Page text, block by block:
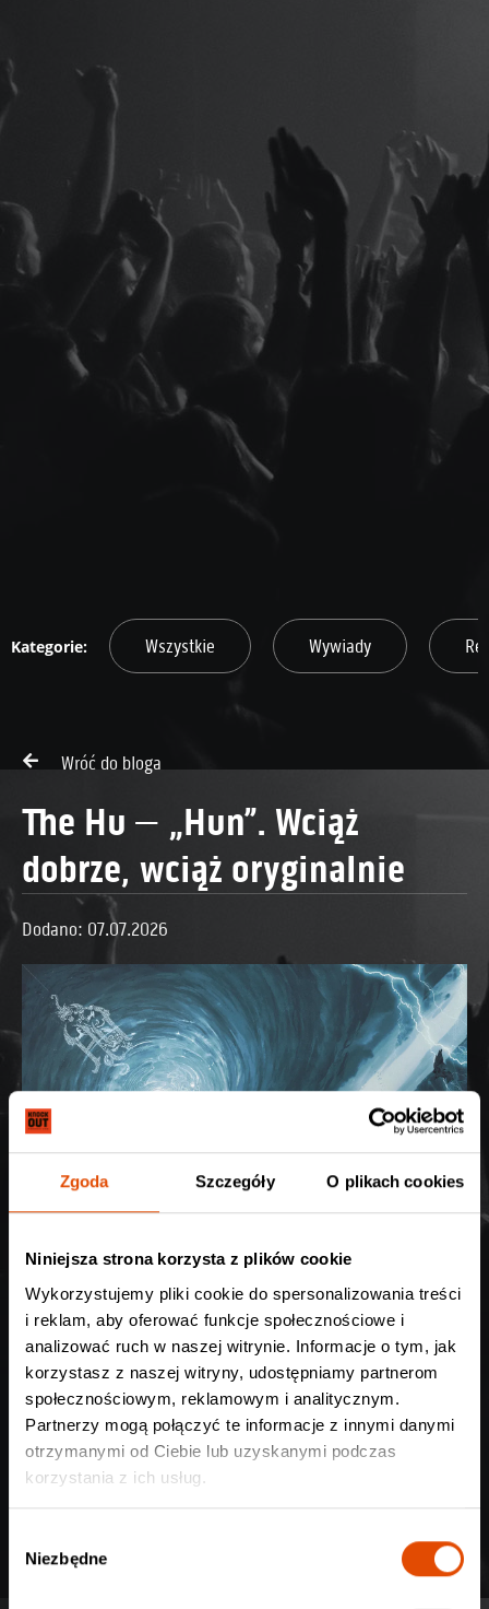
Zgoda Szczegóły O plikach cookies
Niniejsza strona korzysta z plików cookie
Wykorzystujemy pliki cookie do spersonalizowania treści
i reklam, aby oferować funkcje społecznościowe i
analizować ruch w naszej witrynie. Informacje o tym, jak
korzystasz z naszej witryny, udostępniamy partnerom
społecznościowym, reklamowym i analitycznym.
Partnerzy mogą połączyć te informacje z innymi danymi
otrzymanymi od Ciebie lub uzyskanymi podczas
korzystania z ich usług.
Niezbędne
Wszystkie Wywiady
Wróć do bloga
The Hu – „Hun”. Wciąż
dobrze, wciąż oryginalnie
Dodano: 07.07.2026
Styl mongolskiej rock-metalowej sensacji był jasny i
charakterystyczny już na debiucie sprzed siedmiu lat.
Najnowsza, trzecia w dyskografii płyta nie jest rewolucją,
Łączenie metalowego trzonu z folklorem przynależnym